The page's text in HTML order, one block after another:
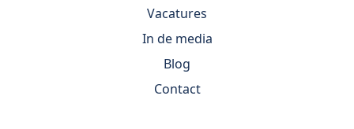
Vacatures
In de media
Blog
Contact